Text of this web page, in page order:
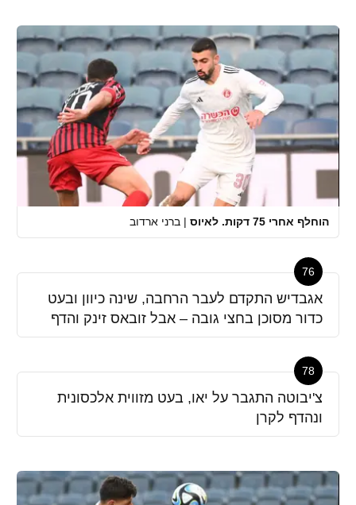
הוחלף אחרי 75 דקות. לאיוס | ברני ארדוב
76
אגבדיש התקדם לעבר הרחבה, שינה כיוון ובעט
כדור מסוכן בחצי גובה – אבל זובאס זינק והדף
78
צ'יבוטה התגבר על יאו, בעט מזווית אלכסונית
ונהדף לקרן